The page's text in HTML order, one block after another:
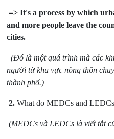
=> It's a process by which
and more people leave the
cities.
(Đó là một quá trình mà các
người từ khu vực nông thôn
thành phố.)
2. What do MEDCs and
(MEDCs và LEDCs là viết tắt